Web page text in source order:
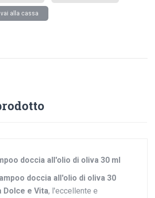
alla cassa
doccia all'olio di oliva 30 ml
doccia all'olio di oliva 30
Dolce e Vita, l'eccellente e